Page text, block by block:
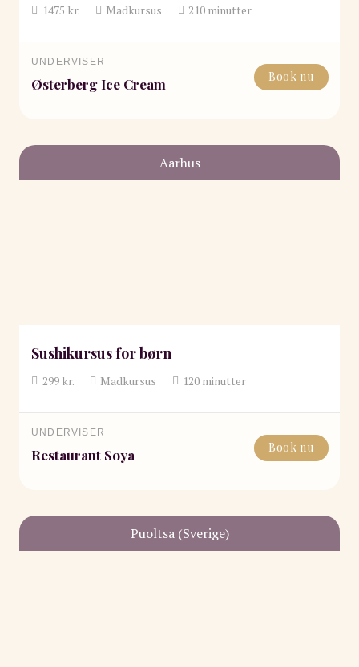
1475 kr. Madkursus 210 minutter
UNDERVISER
Østerberg Ice Cream Book nu
Aarhus
Sushikursus for børn
299kr. Madkursus 120 minutter
UNDERVISER
Restaurant Soya Book nu
Puoltsa (Sverige)